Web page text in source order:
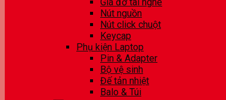
Nút nguồn
Nút click chuột
Keycap
Phụ kiện Laptop
Pin & Adapter
Bộ vệ sinh
Đế tản nhiệt
Balo & Túi